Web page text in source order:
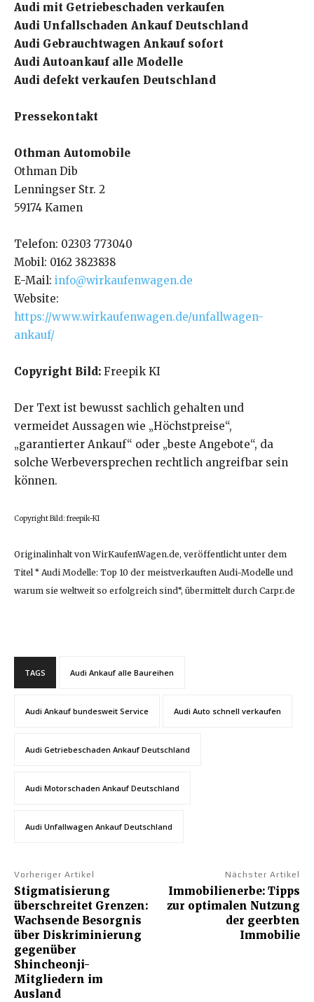
Audi mit Getriebeschaden verkaufen
Audi Unfallschaden Ankauf Deutschland
Audi Gebrauchtwagen Ankauf sofort
Audi Autoankauf alle Modelle
Audi defekt verkaufen Deutschland
Pressekontakt
Othman Automobile
Othman Dib
Lenningser Str. 2
59174 Kamen
Telefon: 02303 773040
Mobil: 0162 3823838
E-Mail: info@wirkaufenwagen.de
Website:
https://www.wirkaufenwagen.de/unfallwagen-
ankauf/
Copyright Bild: Freepik KI
Der Text ist bewusst sachlich gehalten und
vermeidet Aussagen wie „Höchstpreise“,
„garantierter Ankauf“ oder „beste Angebote“, da
solche Werbeversprechen rechtlich angreifbar sein
können.
Copyright Bild: freepik-KI
Originalinhalt von WirKaufenWagen.de, veröffentlicht unter dem
Titel “ Audi Modelle: Top 10 der meistverkauften Audi-Modelle und
warum sie weltweit so erfolgreich sind“, übermittelt durch Carpr.de
TAGS Audi Ankauf alle Baureihen
Audi Ankauf bundesweit Service Audi Auto schnell verkaufen
Audi Getriebeschaden Ankauf Deutschland
Audi Motorschaden Ankauf Deutschland
Audi Unfallwagen Ankauf Deutschland
Vorheriger Artikel
Stigmatisierung
überschreitet Grenzen:
Wachsende Besorgnis
über Diskriminierung
gegenüber
Shincheonji-
Mitgliedern im
Ausland
Nächster Artikel
Immobilienerbe: Tipps
zur optimalen Nutzung
der geerbten
Immobilie